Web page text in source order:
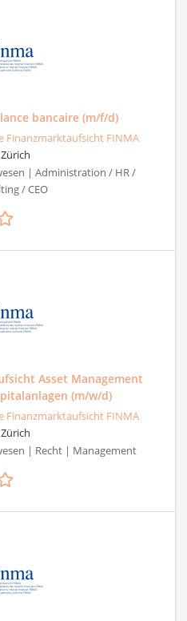
bancaire (m/f/d)
Finanzmarktaufsicht FINMA
Zürich
| Administration / HR /
/ CEO
Asset Management
(m/w/d)
Finanzmarktaufsicht FINMA
Zürich
| Recht | Management